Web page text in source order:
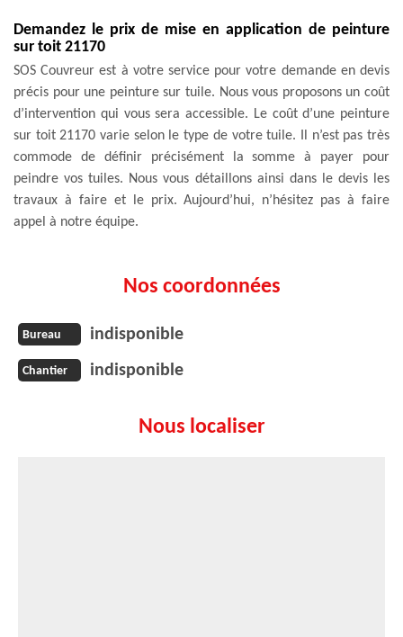
Demandez le prix de mise en application de peinture
sur toit 21170
SOS Couvreur est à votre service pour votre demande en devis
précis pour une peinture sur tuile. Nous vous proposons un coût
d’intervention qui vous sera accessible. Le coût d’une peinture
sur toit 21170 varie selon le type de votre tuile. Il n’est pas très
commode de définir précisément la somme à payer pour
peindre vos tuiles. Nous vous détaillons ainsi dans le devis les
travaux à faire et le prix. Aujourd’hui, n’hésitez pas à faire
appel à notre équipe.
Nos coordonnées
Bureau indisponible
Chantier indisponible
Nous localiser